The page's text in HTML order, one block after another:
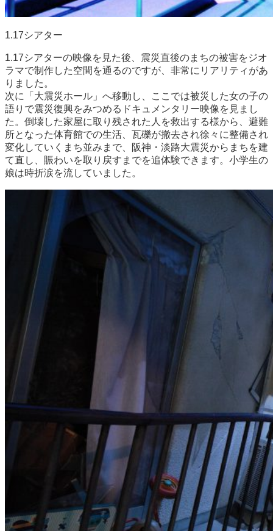
1.17シアター
1.17シアターの映像を見た後、震災直後のまちの被害をジオ
ラマで制作した空間を通るのですが、非常にリアリティがあ
りました。
次に「大震災ホール」へ移動し、ここでは被災した女の子の
語りで震災復興をみつめるドキュメンタリー映像を見まし
た。倒壊した家屋に取り残された人を救出する様から、避難
所となった体育館での生活、瓦礫が撤去され徐々に整備され
変化していくまち並みまで、阪神・淡路大震災からまちを建
て直し、賑わいを取り戻すまでを追体験できます。小学生の
娘は時折涙を流していました。